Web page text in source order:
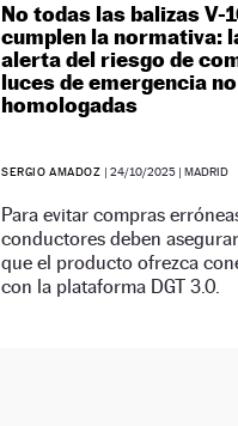
No todas las balizas V-
cumplen la normativa:
alerta del riesgo de
luces de emergencia no
homologadas
SERGIO AMADOZ | 24/10/2025| MADRID
Para evitar compras
conductores deben
que el producto ofrezca
con la plataforma DGT 3.0.